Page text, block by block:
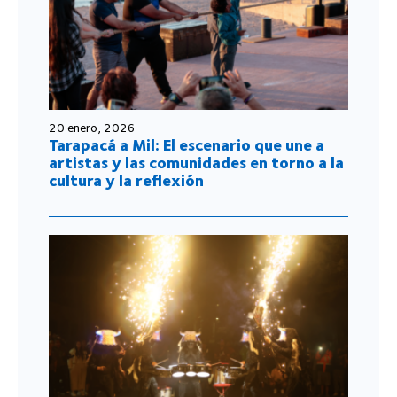
20 enero, 2026
Tarapacá a Mil: El escenario que une a
artistas y las comunidades en torno a la
cultura y la reflexión